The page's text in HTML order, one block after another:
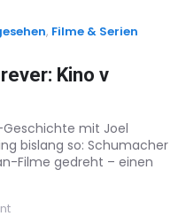
, Filme & Serien
Kino v
mit Joel
bislang so: Schumacher
Filme gedreht – einen
on